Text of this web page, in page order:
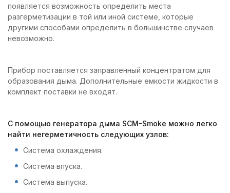
появляется возможность определить места
разгерметизации в той или иной системе, которые
другими способами определить в большинстве случаев
невозможно.
Прибор поставляется заправленный концентратом для
образования дыма. Дополнительные емкости жидкости в
комплект поставки не входят.
С помощью генератора дыма SCM-Smoke можно легко
найти негерметичность следующих узлов:
Система охлаждения.
Система впуска.
Система выпуска.